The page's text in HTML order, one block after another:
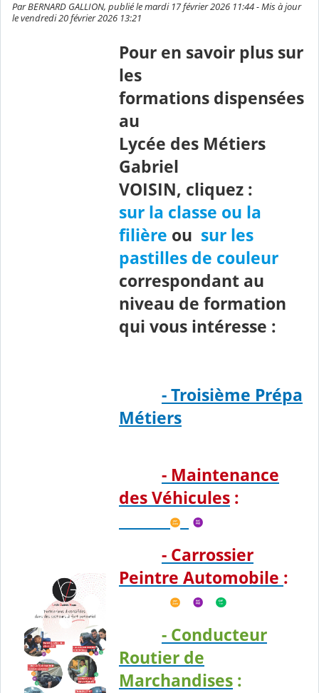
Par BERNARD GALLION, publié le mardi 17 février 2026 11:44 - Mis à jour
le vendredi 20 février 2026 13:21
Pour en savoir plus sur
les
formations dispensées
au
Lycée des Métiers
Gabriel
VOISIN, cliquez :
sur la classe ou la
filière ou sur les
pastilles de couleur
correspondant au
niveau de formation
qui vous intéresse :
- Troisième Prépa
Métiers
- Maintenance
des Véhicules :
- Carrossier
Peintre Automobile :
- Conducteur
Routier de
Marchandises :